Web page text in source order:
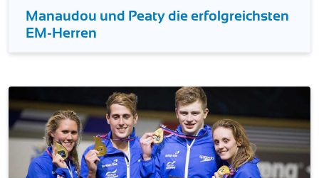
Manaudou und Peaty die erfolgreichsten
EM-Herren